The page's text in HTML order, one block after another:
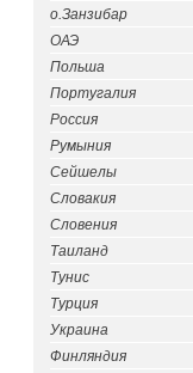
о.Занзибар
ОАЭ
Польша
Португалия
Россия
Румыния
Сейшелы
Словакия
Словения
Таиланд
Тунис
Турция
Украина
Финляндия